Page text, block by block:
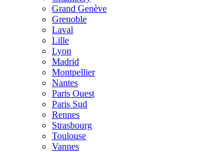
Grand Genève
Grenoble
Laval
Lille
Lyon
Madrid
Montpellier
Nantes
Paris Ouest
Paris Sud
Rennes
Strasbourg
Toulouse
Vannes